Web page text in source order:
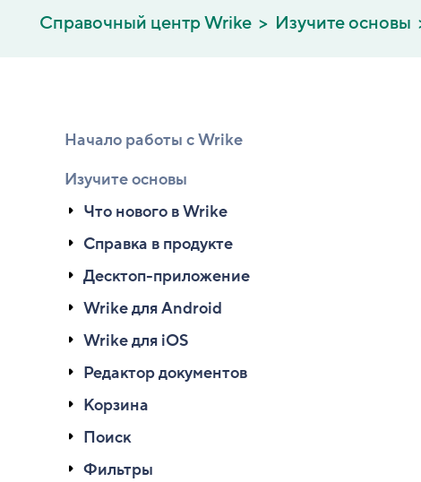
Справочный центр Wrike Изучите основы
Начало работы с Wrike
Изучите основы
Что нового в Wrike
Справка в продукте
Десктоп-приложение
Wrike для Android
Wrike для iOS
Редактор документов
Корзина
Поиск
Фильтры